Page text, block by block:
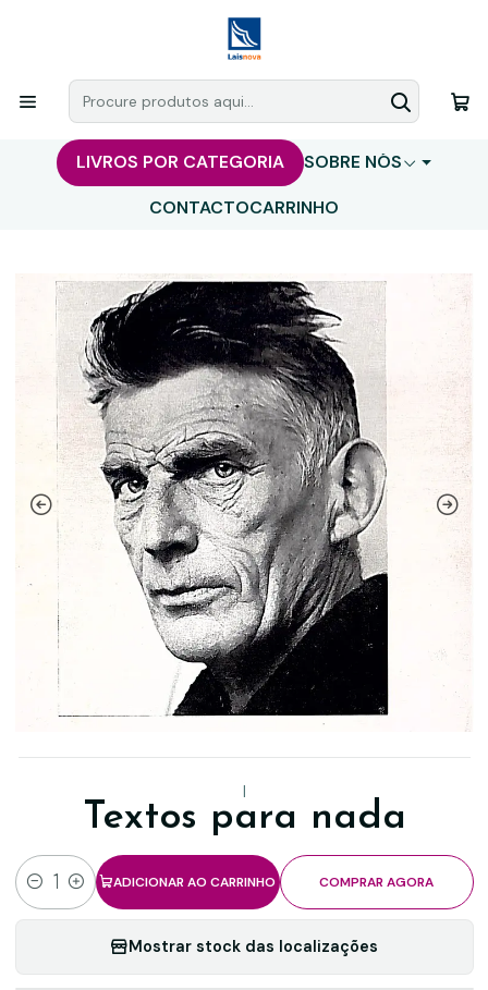
LIVROS POR CATEGORIA
SOBRE NÓS
CONTACTOCARRINHO
|
Textos para nada
Quantidade
ADICIONAR AO CARRINHO COMPRAR AGORA
Mostrar stock das localizações